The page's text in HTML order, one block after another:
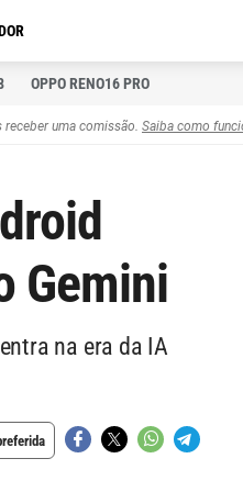
OPPO RENO16 PRO
uma comissão. Saiba como
Gemini
na era da IA